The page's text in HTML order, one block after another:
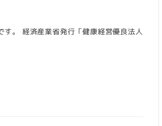
。 経済産業省発行「健康経営優良法人